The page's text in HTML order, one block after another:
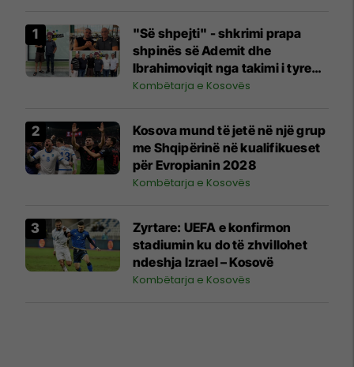
"Së shpejti" - shkrimi prapa
shpinës së Ademit dhe
Ibrahimoviqit nga takimi i tyre
shihet si shenjë që ylli i Bayernit
Kombëtarja e Kosovës
Kosova mund të jetë në një grup
me Shqipërinë në kualifikueset
për Evropianin 2028
Kombëtarja e Kosovës
Zyrtare: UEFA e konfirmon
stadiumin ku do të zhvillohet
ndeshja Izrael – Kosovë
Kombëtarja e Kosovës